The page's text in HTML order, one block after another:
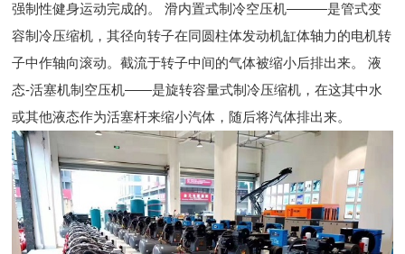
强制性健身运动完成的。 滑内置式制冷空压机———是管式变
容制冷压缩机，其径向转子在同圆柱体发动机缸体轴力的电机转
子中作轴向滚动。截流于转子中间的气体被缩小后排出来。 液
态-活塞机制空压机——是旋转容量式制冷压缩机，在这其中水
或其他液态作为活塞杆来缩小汽体，随后将汽体排出来。